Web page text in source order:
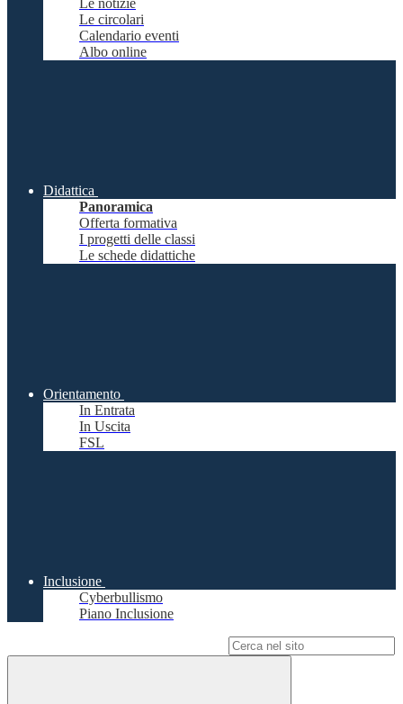
Le notizie
Le circolari
Calendario eventi
Albo online
Didattica
Panoramica
Offerta formativa
I progetti delle classi
Le schede didattiche
Orientamento
In Entrata
In Uscita
FSL
Inclusione
Cyberbullismo
Piano Inclusione